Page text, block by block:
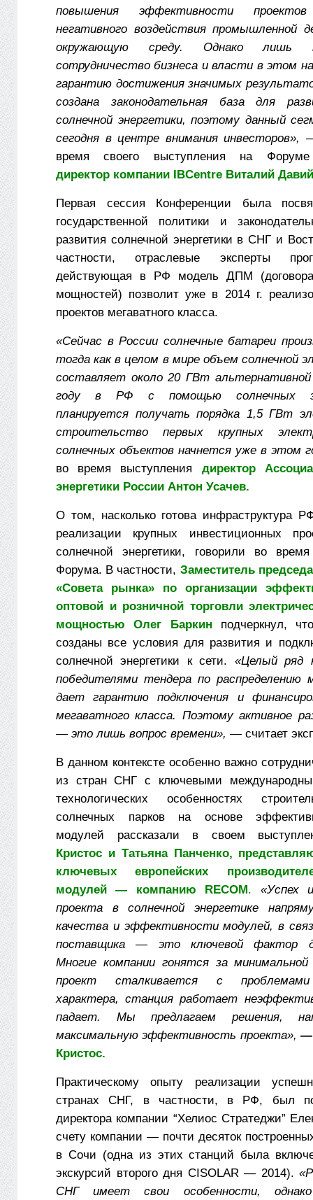
повышения эффективности
негативного воздействия промышленной
окружающую среду. Однако лишь
сотрудничество бизнеса и власти в этом
гарантию достижения значимых
создана законодательная база для
солнечной энергетики, поэтому данный
сегодня в центре внимания инвесторов»,
время своего выступления на
директор компании IBCentre Виталий Давий
Первая сессия Конференции была
государственной политики и
развития солнечной энергетики в СНГ и
частности, отраслевые эксперты
действующая в РФ модель ДПМ (договора
мощностей) позволит уже в 2014 г.
проектов мегаватного класса.
«Сейчас в России солнечные батареи
тогда как в целом в мире объем солнечной
составляет около 20 ГВт альтернативной
году в РФ с помощью солнечных
планируется получать порядка 1,5 ГВт
строительство первых крупных
солнечных объектов начнется уже в этом
во время выступления директор
энергетики России Антон Усачев.
О том, насколько готова инфраструктура
реализации крупных инвестиционных
солнечной энергетики, говорили во
Форума. В частности, Заместитель
«Совета рынка» по организации
оптовой и розничной торговли
мощностью Олег Баркин подчеркнул,
созданы все условия для развития и
солнечной энергетики к сети. «Целый ряд
победителями тендера по
дает гарантию подключения и
мегаватного класса. Поэтому активное
— это лишь вопрос времени», — считает
В данном контексте особенно важно
из стран СНГ с ключевыми
технологических особенностях
солнечных парков на основе
модулей рассказали в своем
Кристос и Татьяна Панченко,
ключевых европейских
модулей — компанию RECOM.
«Успех
проекта в солнечной энергетике
качества и эффективности модулей, в
поставщика — это ключевой фактор
Многие компании гонятся за
проект сталкивается с проблемами
характера, станция работает
падает. Мы предлагаем решения,
максимальную эффективность проекта»,
Кристос.
Практическому опыту реализации
странах СНГ, в частности, в РФ, был
директора компании “Хелиос Стратеджи”
счету компании — почти десяток
в Сочи (одна из этих станций была
экскурсий второго дня CISOLAR — 2014).
СНГ имеет свои особенности,